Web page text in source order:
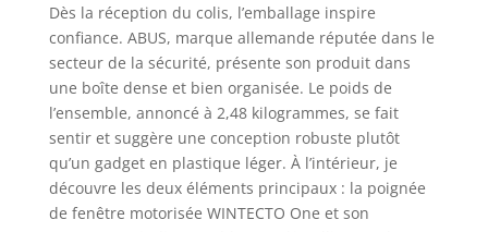
intelligent fait de
votre porte de
terrasse la
deuxième entrée
Utilisation
confortable : avec
l'application
gratuite ABUS One
sur votre
smartphone ou
Dès la réception du colis, l’emballage inspire
confiance. ABUS, marque allemande réputée dans le
secteur de la sécurité, présente son produit dans
une boîte dense et bien organisée. Le poids de
l’ensemble, annoncé à 2,48 kilogrammes, se fait
sentir et suggère une conception robuste plutôt
qu’un gadget en plastique léger. À l’intérieur, je
découvre les deux éléments principaux : la poignée
de fenêtre motorisée WINTECTO One et son